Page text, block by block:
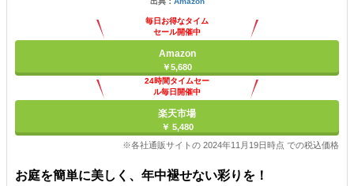
毎日お得なタイム
セール開催中
Amazon
￥5,680
24時間タイムセー
ル毎日開催中
楽天市場
￥ 5,480
※各社通販サイトの 2024年11月19日時点 での税込価格
お庭を簡単に美しく、年中褪せない彩りを！